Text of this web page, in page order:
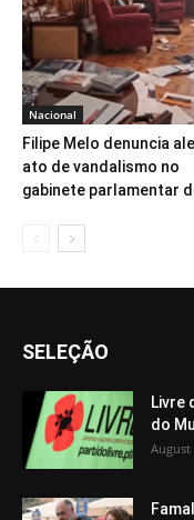
Nacional
Filipe Melo denuncia
ato de vandalismo no
gabinete parlamentar
SELEÇÃO
Livre
do
August